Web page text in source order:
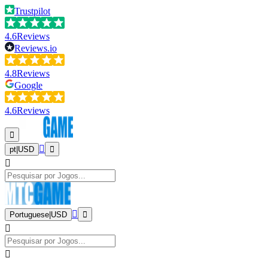
Trustpilot
4.6Reviews
Reviews.io
4.8Reviews
Google
4.6Reviews
pt USD
Portuguese USD